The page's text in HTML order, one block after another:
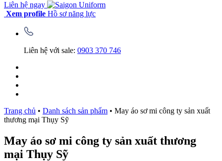
Liên hệ ngay
Xem profile Hồ sơ năng lực
Liên hệ với sale: 0903 370 746
Trang chủ • Danh sách sản phẩm • May áo sơ mi công ty sản xuất
thương mại Thụy Sỹ
May áo sơ mi công ty sản xuất thương
mại Thụy Sỹ